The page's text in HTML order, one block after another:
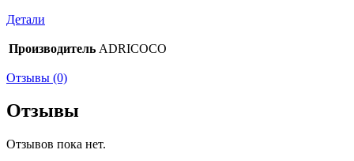
Детали
Производитель ADRICOCO
Отзывы (0)
Отзывы
Отзывов пока нет.